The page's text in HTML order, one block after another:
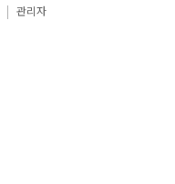
관리자